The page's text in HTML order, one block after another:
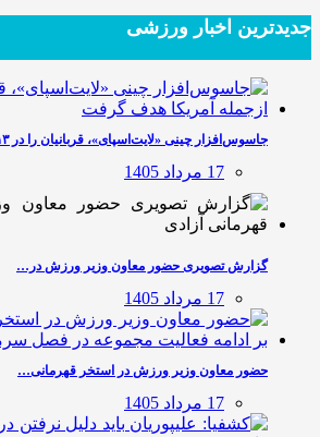
جدیدترین‌ اخبار ورزشی
جاسوس‌افزار چینی «لایت‌اسپای»، قربانیان را در ۱۳…
17 مرداد 1405
گزارش تصویری حضور معاون وزیر ورزش در…
17 مرداد 1405
حضور معاون وزیر ورزش در استخر قهرمانی…
17 مرداد 1405